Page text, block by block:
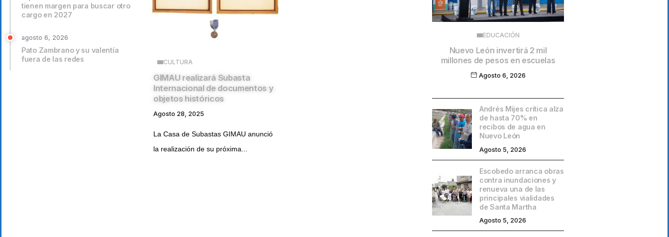
tienen margen para buscar otro
cargo en 2027
agosto 6, 2026
Pato Zambrano y su valentía
fuera de las redes
CULTURA
GIMAU realizará Subasta
Internacional de documentos y
objetos históricos
Agosto 28, 2025
La Casa de Subastas GIMAU anunció
la realización de su próxima...
EDUCACIÓN
Nuevo León invertirá 2 mil
millones de pesos en escuelas
Agosto 6, 2026
Andrés Mijes critica alza
de hasta 70% en
recibos de agua en
Nuevo León
Agosto 5, 2026
Escobedo arranca obras
contra inundaciones y
renueva una de las
principales vialidades
de Santa Martha
Agosto 5, 2026